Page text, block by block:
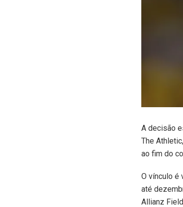
A decisão
The
ao fim do
O vínculo é
até
Allianz